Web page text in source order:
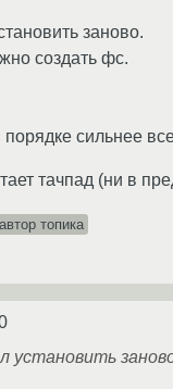
заново.
создать фс.
порядке сильнее
тачпад (ни в
автор топика
установить